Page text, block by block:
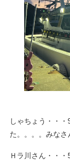
しゃちょう・・
た。。。。みな
Ｈラ川さん・・・